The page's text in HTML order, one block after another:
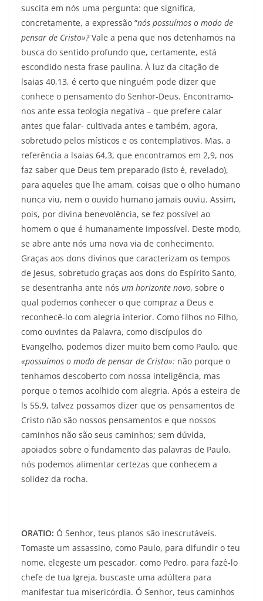
suscita em nós uma pergunta: que significa,
concretamente, a expressão “nós possuímos o modo de
pensar de Cristo»?Vale a pena que nos detenhamos na
busca do sentido profundo que, certamente, está
escondido nesta frase paulina. À luz da citação de
lsaias 40,13, é certo que ninguém pode dizer que
conhece o pensamento do Senhor-Deus. Encontramo-
nos ante essa teologia negativa – que prefere calar
antes que falar- cultivada antes e também, agora,
sobretudo pelos místicos e os contemplativos. Mas, a
referência a lsaias 64,3, que encontramos em 2,9, nos
faz saber que Deus tem preparado (isto é, revelado),
para aqueles que lhe amam, coisas que o olho humano
nunca viu, nem o ouvido humano jamais ouviu. Assim,
pois, por divina benevolência, se fez possível ao
homem o que é humanamente impossível. Deste modo,
se abre ante nós uma nova via de conhecimento.
Graças aos dons divinos que caracterizam os tempos
de Jesus, sobretudo graças aos dons do Espírito Santo,
se desentranha ante nós um horizonte novo, sobre o
qual podemos conhecer o que compraz a Deus e
reconhecê-lo com alegria interior. Como filhos no Filho,
como ouvintes da Palavra, como discípulos do
Evangelho, podemos dizer muito bem como Paulo, que
«possuímos o modo de pensar de Cristo»: não porque o
tenhamos descoberto com nossa inteligência, mas
porque o temos acolhido com alegria. Após a esteira de
ls 55,9, talvez possamos dizer que os pensamentos de
Cristo não são nossos pensamentos e que nossos
caminhos não são seus caminhos; sem dúvida,
apoiados sobre o fundamento das palavras de Paulo,
nós podemos alimentar certezas que conhecem a
solidez da rocha.
ORATIO: Ó Senhor, teus planos são inescrutáveis.
Tomaste um assassino, como Paulo, para difundir o teu
nome, elegeste um pescador, como Pedro, para fazê-lo
chefe de tua Igreja, buscaste uma adúltera para
manifestar tua misericórdia. Ó Senhor, teus caminhos